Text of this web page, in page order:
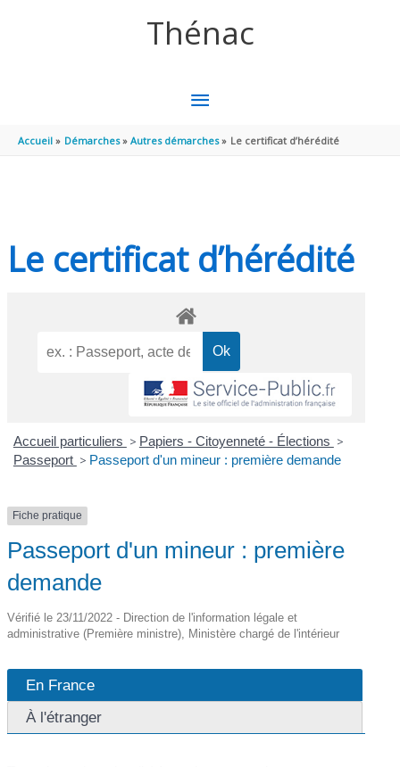
Thénac
MENU
PRINCIPAL
Accueil Démarches Autres démarches Le certificat d’hérédité
Le certificat d’hérédité
Accueil particuliers > Papiers - Citoyenneté - Élections >
Passeport > Passeport d'un mineur : première demande
Fiche pratique
Passeport d'un mineur : première
demande
Vérifié le 23/11/2022 - Direction de l'information légale et
administrative (Première ministre), Ministère chargé de l'intérieur
En France
À l'étranger